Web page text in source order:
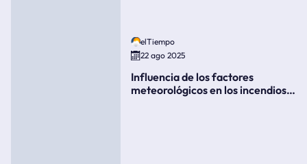
elTiempo
22 ago 2025
Influencia de los factores
meteorológicos en los incendios